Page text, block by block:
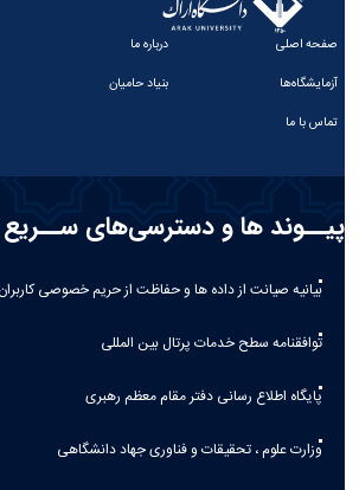
صفحه اصلی درباره ما
آزمایشگاه‌ها
بنیاد حامیان
تماس با ما
پیــوند ها و دسترسی‌های ســریع
بیانیه صيانت از داده ها و حفاظت از حريم خصوصی كاربران
توافقنامه سطح خدمات پرتال بین المللی
پایگاه اطلاع رسانی دفتر مقام معظم رهبری
وزارت علوم ، تحقیقات و فناوری جهاد دانشگاهی